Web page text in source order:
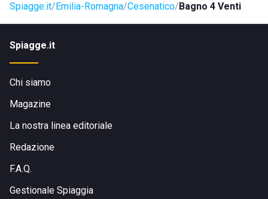
Spiagge.it Emilia-Romagna Cesenatico Bagno 4 Venti
Spiagge.it
Chi siamo
Magazine
La nostra linea editoriale
Redazione
F.A.Q.
Gestionale Spiaggia